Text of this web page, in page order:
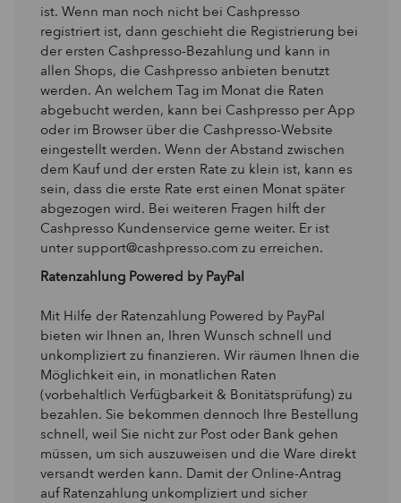
ist. Wenn man noch nicht bei Cashpresso
registriert ist, dann geschieht die Registrierung bei
der ersten Cashpresso-Bezahlung und kann in
allen Shops, die Cashpresso anbieten benutzt
werden. An welchem Tag im Monat die Raten
abgebucht werden, kann bei Cashpresso per App
oder im Browser über die Cashpresso-Website
eingestellt werden. Wenn der Abstand zwischen
dem Kauf und der ersten Rate zu klein ist, kann es
sein, dass die erste Rate erst einen Monat später
abgezogen wird. Bei weiteren Fragen hilft der
Cashpresso Kundenservice gerne weiter. Er ist
unter support@cashpresso.com zu erreichen.
Ratenzahlung Powered by PayPal
Mit Hilfe der Ratenzahlung Powered by PayPal
bieten wir Ihnen an, Ihren Wunsch schnell und
unkompliziert zu finanzieren. Wir räumen Ihnen die
Möglichkeit ein, in monatlichen Raten
(vorbehaltlich Verfügbarkeit & Bonitätsprüfung) zu
bezahlen. Sie bekommen dennoch Ihre Bestellung
schnell, weil Sie nicht zur Post oder Bank gehen
müssen, um sich auszuweisen und die Ware direkt
versandt werden kann. Damit der Online-Antrag
auf Ratenzahlung unkompliziert und sicher